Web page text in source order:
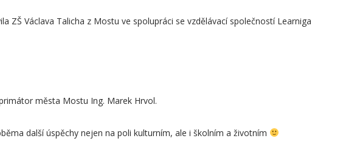
ZŠ Václava Talicha z Mostu ve spolupráci se vzdělávací společností Learniga
města Mostu Ing. Marek Hrvol.
další úspěchy nejen na poli kulturním, ale i školním a životním